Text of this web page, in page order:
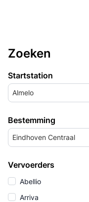
Zoeken
Startstation
Almelo
Bestemming
Eindhoven Centraal
Vervoerders
Abellio
Arriva